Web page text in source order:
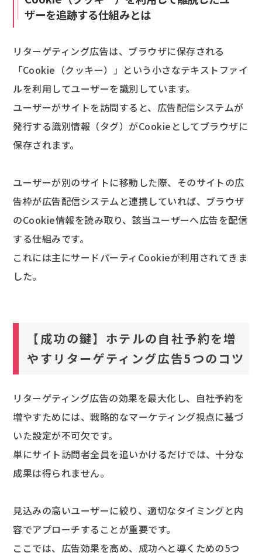
ザーを追跡する仕組みとは
リターゲティング広告は、ブラウザに保存される
「Cookie（クッキー）」という小さなテキストファイ
ルを利用してユーザーを識別しています。
ユーザーがサイトを訪問すると、広告配信システムが
発行する識別情報（タグ）がCookieとしてブラウザに
保存されます。
ユーザーが別のサイトに移動した際、そのサイトの広
告枠が広告配信システムと連携していれば、ブラウザ
のCookie情報を読み取り、該当ユーザーへ広告を配信
する仕組みです。
これには主にサードパーティCookieが利用されてきま
した。
【成功の鍵】ホテルの自社予約を増
やすリターゲティング広告5つのコツ
リターゲティング広告の効果を最大化し、自社予約を
増やすためには、戦略的なマーケティング視点に基づ
いた設定が不可欠です。
単にサイト訪問者全員を追いかけるだけでは、十分な
成果は得られません。
見込みの高いユーザーに絞り、適切なタイミングと内
容でアプローチすることが重要です。
ここでは、広告効果を高め、成功へと導くための5つ